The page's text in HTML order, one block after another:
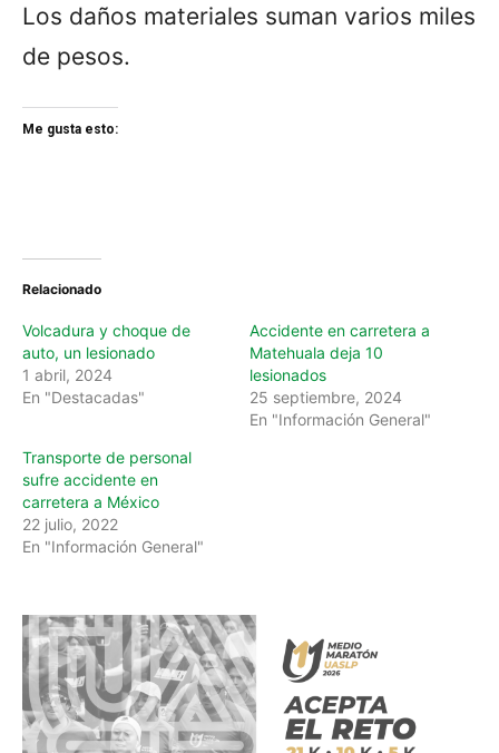
Los daños materiales suman varios miles
de pesos.
Me gusta esto:
Relacionado
Volcadura y choque de
auto, un lesionado
1 abril, 2024
En "Destacadas"
Accidente en carretera a
Matehuala deja 10
lesionados
25 septiembre, 2024
En "Información General"
Transporte de personal
sufre accidente en
carretera a México
22 julio, 2022
En "Información General"